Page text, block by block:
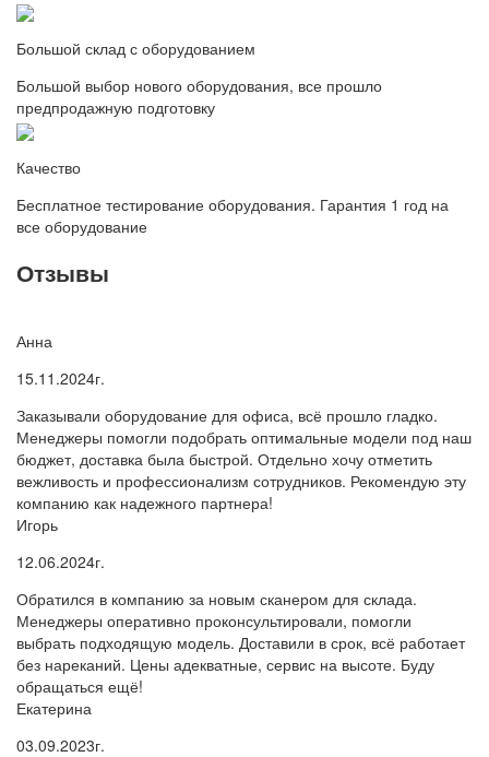
Большой склад с оборудованием
Большой выбор нового оборудования, все прошло
предпродажную подготовку
Качество
Бесплатное тестирование оборудования. Гарантия 1 год на
все оборудование
Отзывы
Анна
15.11.2024г.
Заказывали оборудование для офиса, всё прошло гладко.
Менеджеры помогли подобрать оптимальные модели под наш
бюджет, доставка была быстрой. Отдельно хочу отметить
вежливость и профессионализм сотрудников. Рекомендую эту
компанию как надежного партнера!
Игорь
12.06.2024г.
Обратился в компанию за новым сканером для склада.
Менеджеры оперативно проконсультировали, помогли
выбрать подходящую модель. Доставили в срок, всё работает
без нареканий. Цены адекватные, сервис на высоте. Буду
обращаться ещё!
Екатерина
03.09.2023г.